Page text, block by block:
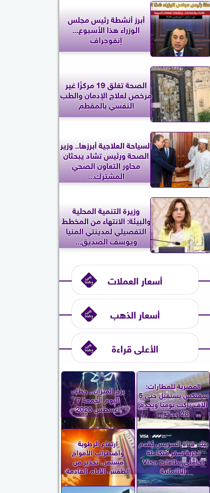
أبرز أنشطة رئيس مجلس
الوزراء هذا الأسبوع...
إنفوجراف
الصحة تغلق 19 مركزًا غير
مرخص لعلاج الإدمان والطب
النفسي بالمقطم
السياحة العلاجية أبرزها.. وزير
الصحة ورئيس تشاد يبحثان
محاور التعاون الصحي
المشترك...
وزيرة التنمية المحلية
والبيئة: الانتهاء من المخطط
التفصيلي لمدينتي المنيا
ويوسف الصديق...
أسعار العملات
أسعار الذهب
الأعلى قراءة
المصرية للمطارات:
سفنكس يستقبل حتى 5
آلاف راكب يوميًا ويخدم
28 وجهة...
برج الميزان.. حظك
اليوم الجمعة 7
أغسطس 2026
بنك قناة السويس يُقدم
تجربة سفر مُتكاملة
لحاملي بطاقات Visa
الائتمانية
ارتفاع الرطوبة
واضطراب الأمواج
مستمر.. تحذير من
الطقس الأيام القادمة